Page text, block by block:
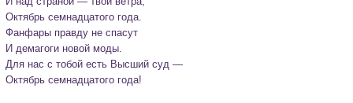
Октябрь семнадцатого года.
Фанфары правду не спасут
И демагоги новой моды.
Для нас с тобой есть Высший суд —
Октябрь семнадцатого года!